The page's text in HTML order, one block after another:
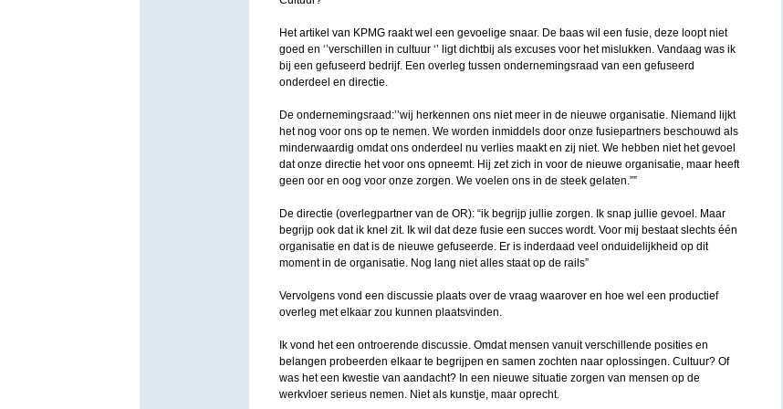
Het artikel van KPMG raakt wel een gevoelige snaar. De baas wil een fusie, deze loopt niet
goed en ‘’verschillen in cultuur ‘’ ligt dichtbij als excuses voor het mislukken. Vandaag was ik
bij een gefuseerd bedrijf. Een overleg tussen ondernemingsraad van een gefuseerd
onderdeel en directie.
De ondernemingsraad:’’wij herkennen ons niet meer in de nieuwe organisatie. Niemand lijkt
het nog voor ons op te nemen. We worden inmiddels door onze fusiepartners beschouwd als
minderwaardig omdat ons onderdeel nu verlies maakt en zij niet. We hebben niet het gevoel
dat onze directie het voor ons opneemt. Hij zet zich in voor de nieuwe organisatie, maar heeft
geen oor en oog voor onze zorgen. We voelen ons in de steek gelaten.””
De directie (overlegpartner van de OR): “ik begrijp jullie zorgen. Ik snap jullie gevoel. Maar
begrijp ook dat ik knel zit. Ik wil dat deze fusie een succes wordt. Voor mij bestaat slechts één
organisatie en dat is de nieuwe gefuseerde. Er is inderdaad veel onduidelijkheid op dit
moment in de organisatie. Nog lang niet alles staat op de rails”
Vervolgens vond een discussie plaats over de vraag waarover en hoe wel een productief
overleg met elkaar zou kunnen plaatsvinden.
Ik vond het een ontroerende discussie. Omdat mensen vanuit verschillende posities en
belangen probeerden elkaar te begrijpen en samen zochten naar oplossingen. Cultuur? Of
was het een kwestie van aandacht? In een nieuwe situatie zorgen van mensen op de
werkvloer serieus nemen. Niet als kunstje, maar oprecht.